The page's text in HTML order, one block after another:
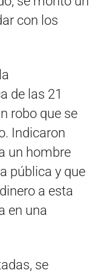
con los
de las 21
robo que se
Indicaron
un hombre
pública y que
a esta
en una
se